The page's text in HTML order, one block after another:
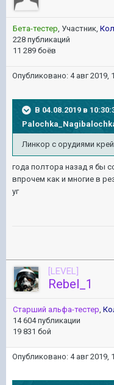
Бета-тестер, Участник,
228 публикаций
11 289 боёв
Опубликовано: 4 авг 2019,
В 04.08.2019 в
Линкор с орудиями
года полтора назад я бы
впрочем как и многие в
уг
[LEVEL]
Rebel_1
Старший альфа-тестер,
14 604 публикации
19 831 бой
Опубликовано: 4 авг 2019,